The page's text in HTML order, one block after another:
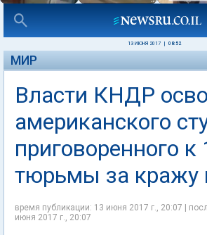
13 ИЮНЯ 2017 08:52
МИР
Власти КНДР
американского
приговоренного к
тюрьмы за кражу
время публикации: 13 июня 2017 г., 20:07 |
июня 2017 г., 20:07